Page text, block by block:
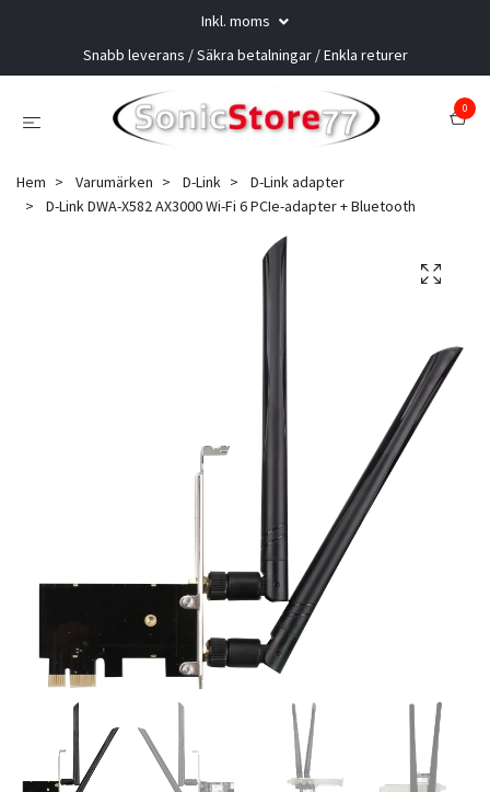
Inkl. moms
Snabb leverans / Säkra betalningar / Enkla returer
0
Hem Varumärken D-Link
D-Link adapter
D-Link DWA-X582 AX3000 Wi-Fi 6 PCIe-adapter + Bluetooth